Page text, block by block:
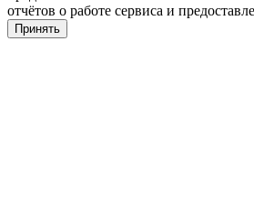
отчётов о работе сервиса и
Принять